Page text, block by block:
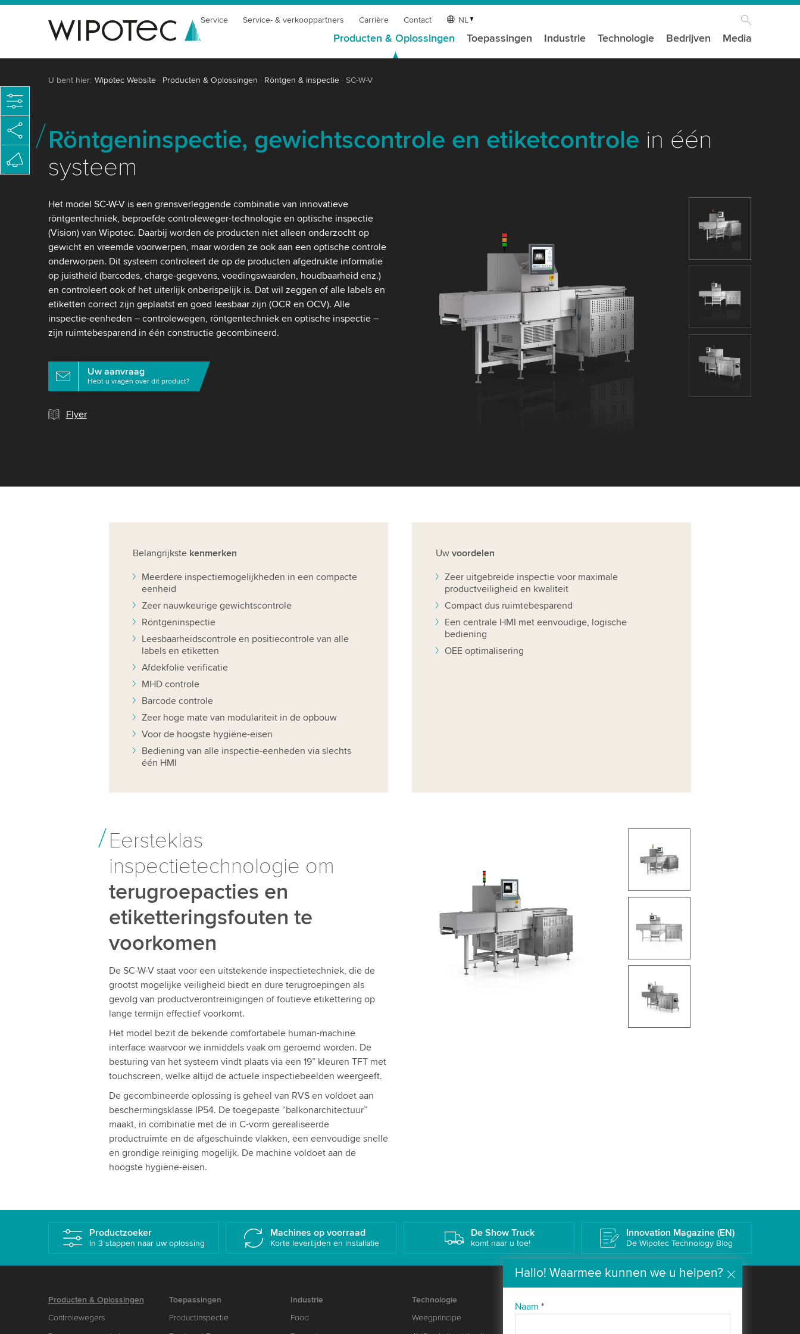
Service Service- & verkooppartners Carrière Contact NL
Producten & Oplossingen Toepassingen Industrie Technologie Bedrijven Media
U bent hier: Wipotec Website Producten & Oplossingen Röntgen & inspectie SC-W-V
Röntgeninspectie, gewichtscontrole en etiketcontrole in één
systeem
Het model SC-W-V is een grensverleggende combinatie van innovatieve
röntgentechniek, beproefde controleweger-technologie en optische inspectie
(Vision) van Wipotec. Daarbij worden de producten niet alleen onderzocht op
gewicht en vreemde voorwerpen, maar worden ze ook aan een optische controle
onderworpen. Dit systeem controleert de op de producten afgedrukte informatie
op juistheid (barcodes, charge-gegevens, voedingswaarden, houdbaarheid enz.)
en controleert ook of het uiterlijk onberispelijk is. Dat wil zeggen of alle labels en
etiketten correct zijn geplaatst en goed leesbaar zijn (OCR en OCV). Alle
inspectie-eenheden – controlewegen, röntgentechniek en optische inspectie –
zijn ruimtebesparend in één constructie gecombineerd.
Uw aanvraag
Hebt u vragen over dit product?
Flyer
Belangrijkste kenmerken
Meerdere inspectiemogelijkheden in een compacte
eenheid
Zeer nauwkeurige gewichtscontrole
Röntgeninspectie
Leesbaarheidscontrole en positiecontrole van alle
labels en etiketten
Afdekfolie verificatie
MHD controle
Barcode controle
Zeer hoge mate van modulariteit in de opbouw
Voor de hoogste hygiëne-eisen
Bediening van alle inspectie-eenheden via slechts
één HMI
Uwvoordelen
Zeer uitgebreide inspectie voor maximale
productveiligheid en kwaliteit
Compact dus ruimtebesparend
Een centrale HMI met eenvoudige, logische
bediening
OEE optimalisering
Eersteklas
inspectietechnologie om
terugroepacties en
etiketteringsfouten te
voorkomen
De SC-W-V staat voor een uitstekende inspectietechniek, die de
grootst mogelijke veiligheid biedt en dure terugroepingen als
gevolg van productverontreinigingen of foutieve etikettering op
lange termijn effectief voorkomt.
Het model bezit de bekende comfortabele human-machine
interface waarvoor we inmiddels vaak om geroemd worden. De
besturing van het systeem vindt plaats via een 19” kleuren TFT met
touchscreen, welke altijd de actuele inspectiebeelden weergeeft.
De gecombineerde oplossing is geheel van RVS en voldoet aan
beschermingsklasse IP54. De toegepaste “balkonarchitectuur”
maakt, in combinatie met de in C-vorm gerealiseerde
productruimte en de afgeschuinde vlakken, een eenvoudige snelle
en grondige reiniging mogelijk. De machine voldoet aan de
hoogste hygiëne-eisen.
Hallo! Waarmee kunnen we u helpen?
Naam *
Productzoeker
In 3 stappen naar uw oplossing
Machines op voorraad
Korte levertijden en installatie
De Show Truck
komt naar u toe!
Innovation Magazine (EN)
De Wipotec Technology Blog
Producten & Oplossingen
Controlewegers
Toepassingen
Productinspectie
Industrie
Food
Technologie
Weegprincipe
Over ons
News